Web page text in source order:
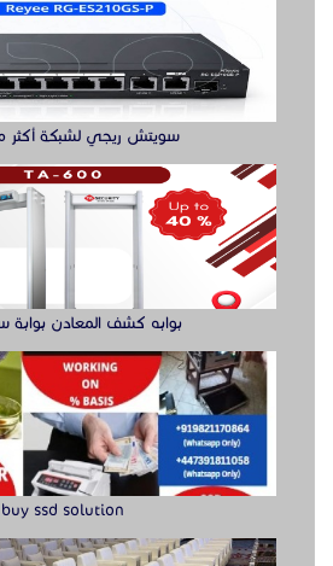
سويتش ريجي لشبكة أكثر
بوابه كشف المعادن بوابة
buy ssd solution